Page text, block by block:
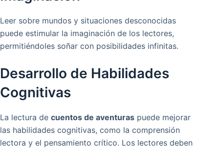
Leer sobre mundos y situaciones desconocidas
puede estimular la imaginación de los lectores,
permitiéndoles soñar con posibilidades infinitas.
Desarrollo de Habilidades
Cognitivas
La lectura de cuentos de aventuras puede mejorar
las habilidades cognitivas, como la comprensión
lectora y el pensamiento crítico. Los lectores deben